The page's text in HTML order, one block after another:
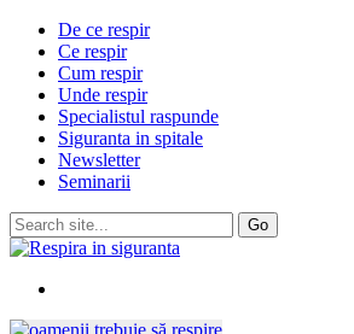
De ce respir
Ce respir
Cum respir
Unde respir
Specialistul raspunde
Siguranta in spitale
Newsletter
Seminarii